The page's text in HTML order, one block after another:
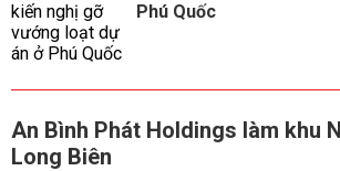
Phú Quốc
An Bình Phát Holdings làm khu
Long Biên